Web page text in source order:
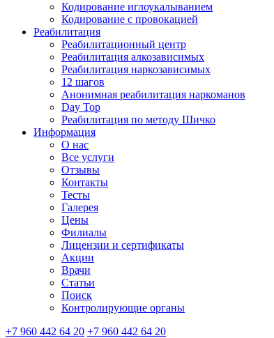
Кодирование иглоукалыванием
Кодирование с провокацией
Реабилитация
Реабилитационный центр
Реабилитация алкозависимых
Реабилитация наркозависимых
12 шагов
Анонимная реабилитация наркоманов
Day Top
Реабилитация по методу Шичко
Информация
О нас
Все услуги
Отзывы
Контакты
Тесты
Галерея
Цены
Филиалы
Лицензии и сертификаты
Акции
Врачи
Статьи
Поиск
Контролирующие органы
+7 960 442 64 20 +7 960 442 64 20